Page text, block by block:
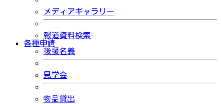
メディアギャラリー
報道資料検索
各種申請
後援名義
見学会
物品貸出